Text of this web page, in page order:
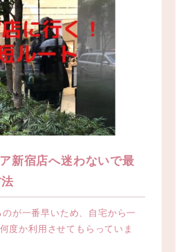
新宿店へ迷わないで最
が一番早いため、自宅から一
度か利用させてもらっていま